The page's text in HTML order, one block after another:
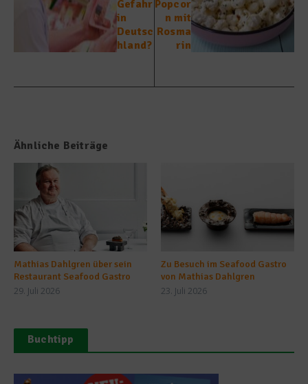
Gefahr
in
Deutsc
hland?
Popcor
n mit
Rosma
rin
Ähnliche Beiträge
Mathias Dahlgren über sein
Restaurant Seafood Gastro
29. Juli 2026
Zu Besuch im Seafood Gastro
von Mathias Dahlgren
23. Juli 2026
Buchtipp